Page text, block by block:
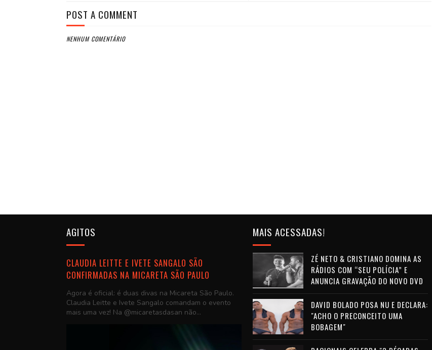
POST A COMMENT
NENHUM COMENTÁRIO
AGITOS
CLAUDIA LEITTE E IVETE SANGALO SÃO
CONFIRMADAS NA MICARETA SÃO PAULO
Agora é oficial: é duas divas na Micareta São Paulo.
Claudia Leitte e Ivete Sangalo comandam o evento
mais uma vez! Na @micaretasdasan não...
MAIS ACESSADAS!
ZÉ NETO & CRISTIANO DOMINA AS
RÁDIOS COM “SEU POLÍCIA” E
ANUNCIA GRAVAÇÃO DO NOVO DVD
DAVID BOLADO POSA NU E DECLARA:
"ACHO O PRECONCEITO UMA
BOBAGEM"